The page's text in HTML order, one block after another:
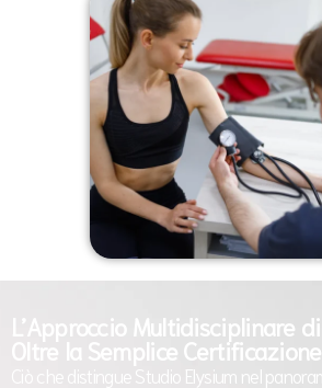
L’Approccio Multidisciplinare
Oltre la Semplice Certificazione
Ciò che distingue Studio Elysium nel